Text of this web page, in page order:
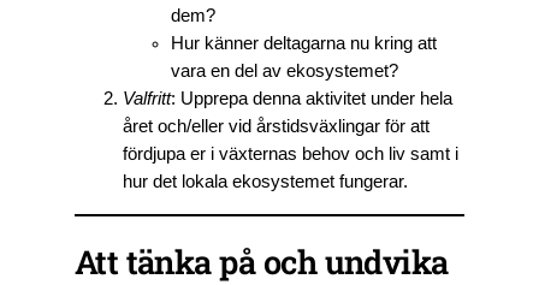
dem?
Hur känner deltagarna nu kring att
vara en del av ekosystemet?
Valfritt: Upprepa denna aktivitet under hela
året och/eller vid årstidsväxlingar för att
fördjupa er i växternas behov och liv samt i
hur det lokala ekosystemet fungerar.
Att tänka på och undvika